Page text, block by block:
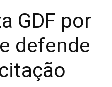
GDF por
defende